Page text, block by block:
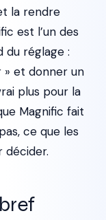
la rendre
est l’un des
du réglage :
» et donner un
plus pour la
Magnific fait
ce que les
décider.